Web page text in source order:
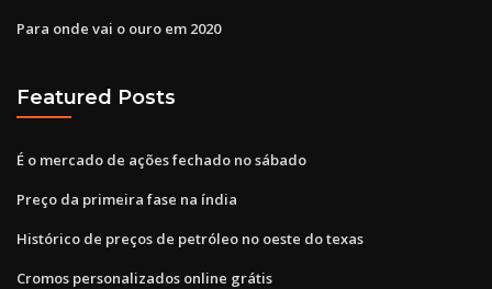
Para onde vai o ouro em 2020
Featured Posts
É o mercado de ações fechado no sábado
Preço da primeira fase na índia
Histórico de preços de petróleo no oeste do texas
Cromos personalizados online grátis